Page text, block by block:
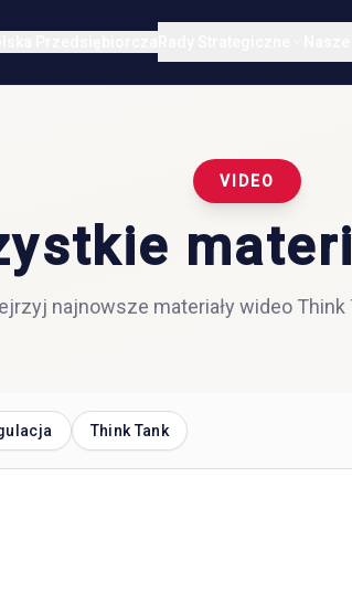
VIDEO
najnowsze materiały wideo Think
Think Tank